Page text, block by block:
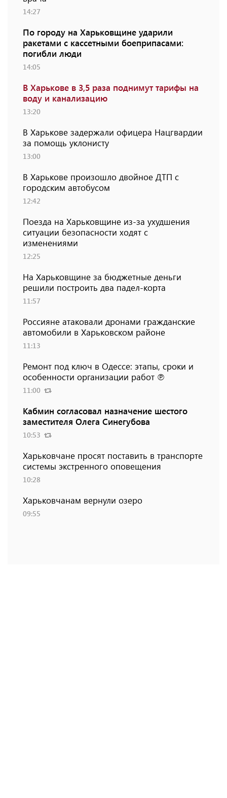
14:27
По городу на Харьковщине ударили
ракетами с кассетными боеприпасами:
погибли люди
14:05
В Харькове в 3,5 раза поднимут тарифы на
воду и канализацию
13:20
В Харькове задержали офицера Нацгвардии
за помощь уклонисту
13:00
В Харькове произошло двойное ДТП с
городским автобусом
12:42
Поезда на Харьковщине из-за ухудшения
ситуации безопасности ходят с
изменениями
12:25
На Харьковщине за бюджетные деньги
решили построить два падел-корта
11:57
Россияне атаковали дронами гражданские
автомобили в Харьковском районе
11:13
Ремонт под ключ в Одессе: этапы, сроки и
особенности организации работ ℗
11:00
Кабмин согласовал назначение шестого
заместителя Олега Синегубова
10:53
Харьковчане просят поставить в транспорте
системы экстренного оповещения
10:28
Харьковчанам вернули озеро
09:55